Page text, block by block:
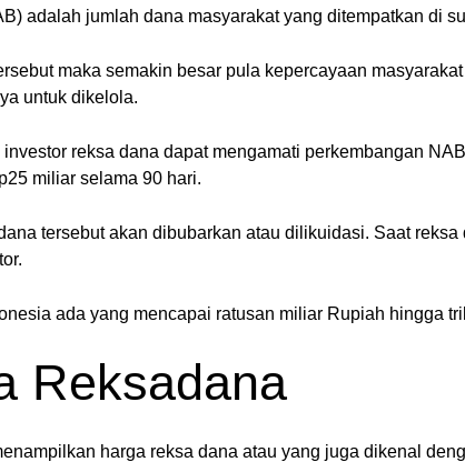
adalah jumlah dana masyarakat yang ditempatkan di
maka semakin besar pula kepercayaan
untuk dikelola.
investor reksa dana dapat mengamati perkembangan
miliar selama 90 hari.
tersebut akan dibubarkan atau dilikuidasi. Saat
ada yang mencapai ratusan miliar Rupiah hingga
Reksadana
harga reksa dana atau yang juga dikenal